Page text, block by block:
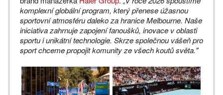
komplexní globální program, který přenese úžasnou
sportovní atmosféru daleko za hranice Melbourne. Naše
iniciativa zahrnuje zapojení fanoušků, inovace v oblasti
sportu i unikátní technologie. Skrze společnou vášeň pro
sport chceme propojit komunity ze všech koutů světa."